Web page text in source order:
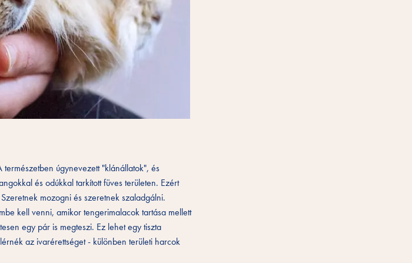
úgynevezett "klánállatok", és
és odúkkal tarkított füves területen. Ezért
mozogni és szeretnek szaladgálni.
kell venni, amikor tengerimalacok tartása mellett
egy pár is megteszi. Ez lehet egy tiszta
az ivarérettséget - különben területi harcok